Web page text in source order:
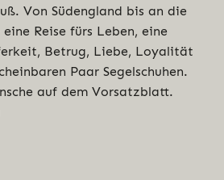
Von Südengland bis an die
Reise fürs Leben, eine
Betrug, Liebe, Loyalität
Paar Segelschuhen.
auf dem Vorsatzblatt.